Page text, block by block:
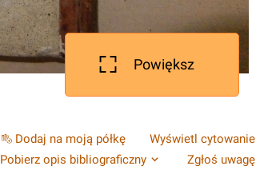
Powiększ
Dodaj na moją półkę
Wyświetl cytowanie
Pobierz opis bibliograficzny
Zgłoś uwagę